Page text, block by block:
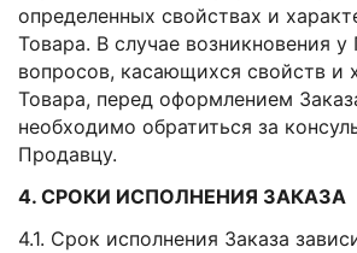
определенных свойствах и
Товара. В случае возникновения у
вопросов, касающихся свойств и
Товара, перед оформлением
необходимо обратиться за
Продавцу.
4. СРОКИ ИСПОЛНЕНИЯ ЗАКАЗА
4.1. Срок исполнения Заказа